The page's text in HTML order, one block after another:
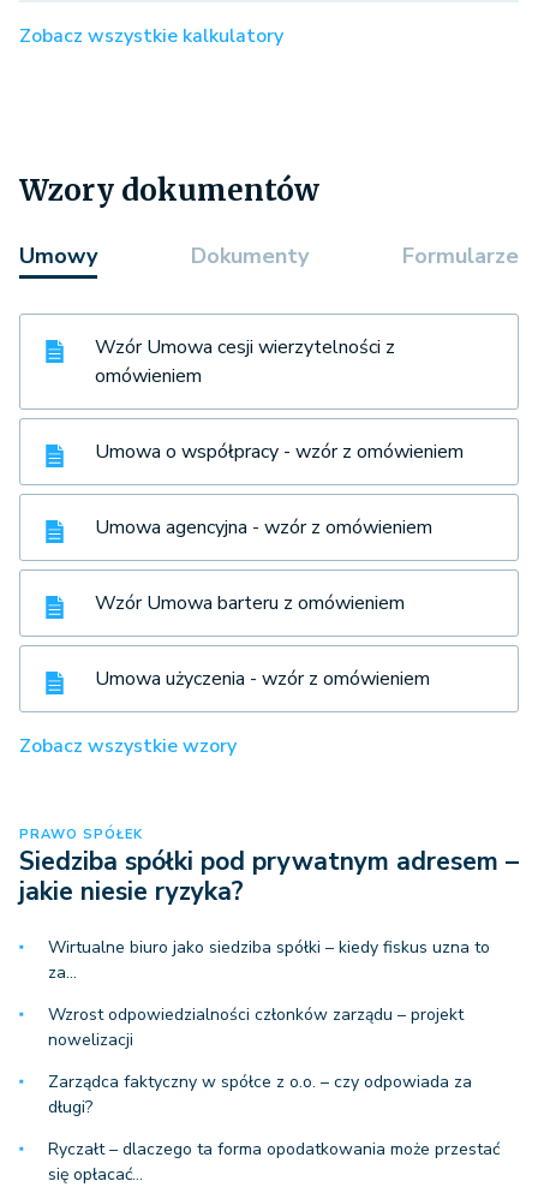
Zobacz wszystkie kalkulatory
Wzory dokumentów
Umowy Dokumenty Formularze
Wzór Umowa cesji wierzytelności z
omówieniem
Umowa o współpracy - wzór z omówieniem
Umowa agencyjna - wzór z omówieniem
Wzór Umowa barteru z omówieniem
Umowa użyczenia - wzór z omówieniem
Zobacz wszystkie wzory
PRAWO SPÓŁEK
Siedziba spółki pod prywatnym adresem –
jakie niesie ryzyka?
Wirtualne biuro jako siedziba spółki – kiedy fiskus uzna to
za…
Wzrost odpowiedzialności członków zarządu – projekt
nowelizacji
Zarządca faktyczny w spółce z o.o. – czy odpowiada za
długi?
Ryczałt – dlaczego ta forma opodatkowania może przestać
się opłacać…